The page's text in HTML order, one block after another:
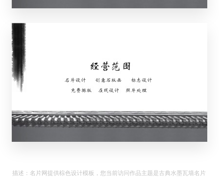
描述：名片网提供棕色设计模板，您当前访问作品主题是古典水墨瓦墙名片